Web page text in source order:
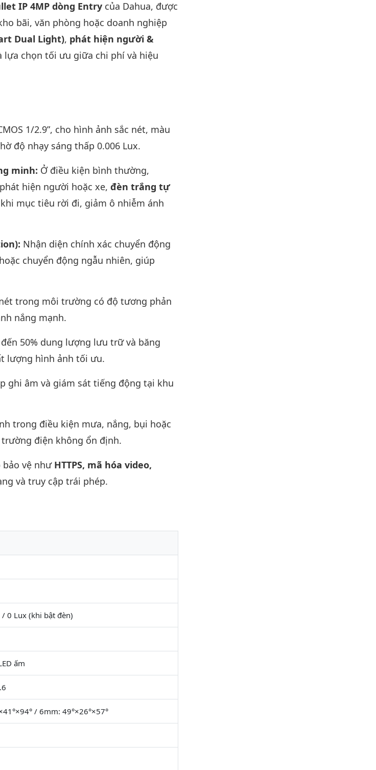
IP 4MP dòng Entry của Dahua, được
bãi, văn phòng hoặc doanh nghiệp
Dual Light), phát hiện người &
lựa chọn tối ưu giữa chi phí và hiệu
1/2.9”, cho hình ảnh sắc nét, màu
độ nhạy sáng thấp 0.006 Lux.
minh: Ở điều kiện bình thường,
hiện người hoặc xe, đèn trắng tự
mục tiêu rời đi, giảm ô nhiễm ánh
Nhận diện chính xác chuyển động
chuyển động ngẫu nhiên, giúp
trong môi trường có độ tương phản
nắng mạnh.
50% dung lượng lưu trữ và băng
lượng hình ảnh tối ưu.
ghi âm và giám sát tiếng động tại khu
trong điều kiện mưa, nắng, bụi hoặc
điện không ổn định.
bảo vệ như HTTPS, mã hóa video,
và truy cập trái phép.
0 Lux (khi bật đèn)
ấm
/ 6mm: 49°×26°×57°